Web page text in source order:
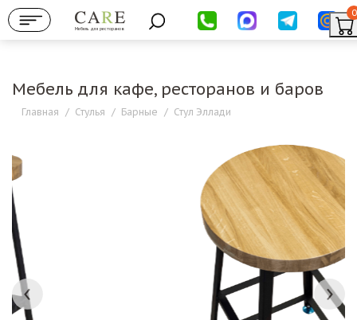
Мебель для ресторанов
0
Мебель для кафе, ресторанов и баров
Главная / Стулья / Барные / Стул Эллади